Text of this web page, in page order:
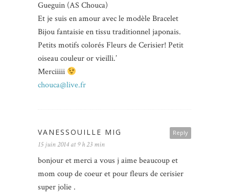
Gueguin (AS Chouca)
Et je suis en amour avec le modèle Bracelet
Bijou fantaisie en tissu traditionnel japonais.
Petits motifs colorés Fleurs de Cerisier! Petit
oiseau couleur or vieilli.’
Merciiiii
chouca@live.fr
Reply
VANESSOUILLE MIG
15 juin 2014 at 9 h 23 min
bonjour et merci a vous j aime beaucoup et
mom coup de coeur et pour fleurs de cerisier
super jolie .